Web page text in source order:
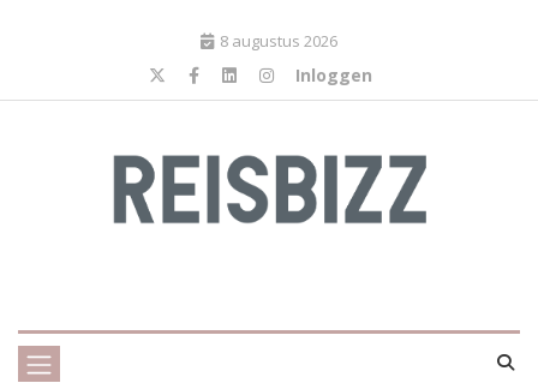
8 augustus 2026
Inloggen